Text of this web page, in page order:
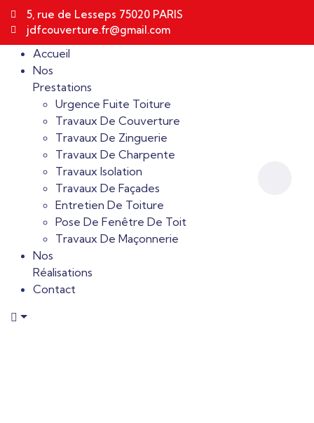
5, rue de Lesseps 75020 PARIS
jdfcouverture.fr@gmail.com
Accueil
Nos
Prestations
Urgence Fuite Toiture
Travaux De Couverture
Travaux De Zinguerie
Travaux De Charpente
Travaux Isolation
Travaux De Façades
Entretien De Toiture
Pose De Fenêtre De Toit
Travaux De Maçonnerie
Nos
Réalisations
Contact